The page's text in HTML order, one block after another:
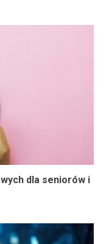
dla seniorów i